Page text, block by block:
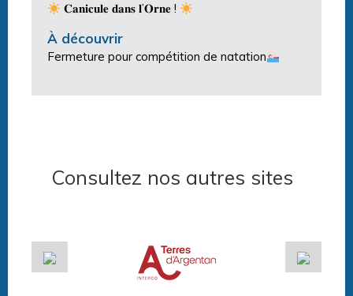
𝐂𝐚𝐧𝐢𝐜𝐮𝐥𝐞 𝐝𝐚𝐧𝐬 𝐥’𝐎𝐫𝐧𝐞 !
À découvrir
Fermeture pour compétition de natation
Consultez nos autres sites